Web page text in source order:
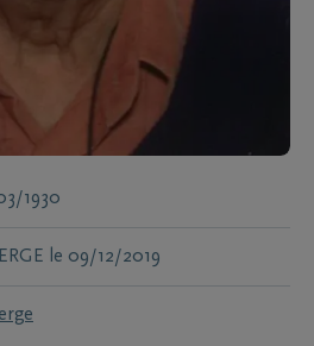
1930
le 09/12/2019